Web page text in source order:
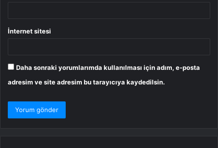
İnternet sitesi
Daha sonraki yorumlarımda kullanılması için adım, e-posta
adresim ve site adresim bu tarayıcıya kaydedilsin.